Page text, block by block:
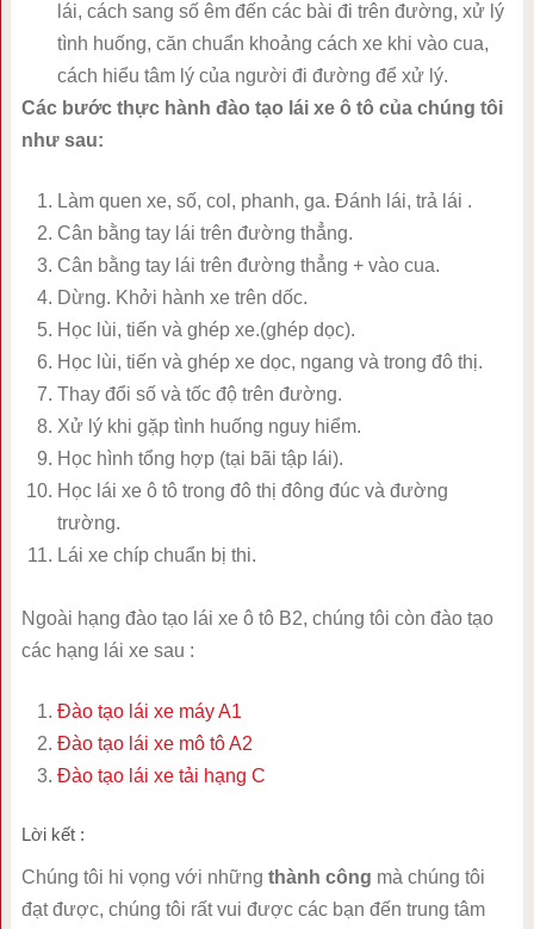
lái, cách sang số êm đến các bài đi trên đường, xử lý
tình huống, căn chuẩn khoảng cách xe khi vào cua,
cách hiểu tâm lý của người đi đường để xử lý.
Các bước thực hành đào tạo lái xe ô tô của chúng tôi
như sau:
Làm quen xe, số, col, phanh, ga. Đánh lái, trả lái .
Cân bằng tay lái trên đường thẳng.
Cân bằng tay lái trên đường thẳng + vào cua.
Dừng. Khởi hành xe trên dốc.
Học lùi, tiến và ghép xe.(ghép dọc).
Học lùi, tiến và ghép xe dọc, ngang và trong đô thị.
Thay đổi số và tốc độ trên đường.
Xử lý khi gặp tình huống nguy hiểm.
Học hình tổng hợp (tại bãi tập lái).
Học lái xe ô tô trong đô thị đông đúc và đường
trường.
Lái xe chíp chuẩn bị thi.
Ngoài hạng đào tạo lái xe ô tô B2, chúng tôi còn đào tạo
các hạng lái xe sau :
Đào tạo lái xe máy A1
Đào tạo lái xe mô tô A2
Đào tạo lái xe tải hạng C
Lời kết :
Chúng tôi hi vọng với những thành công mà chúng tôi
đạt được, chúng tôi rất vui được các bạn đến trung tâm